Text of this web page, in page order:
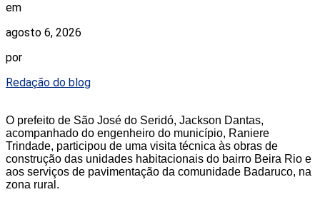
em
agosto 6, 2026
por
Redação do blog
O prefeito de São José do Seridó, Jackson Dantas,
acompanhado do engenheiro do município, Raniere
Trindade, participou de uma visita técnica às obras de
construção das unidades habitacionais do bairro Beira Rio e
aos serviços de pavimentação da comunidade Badaruco, na
zona rural.